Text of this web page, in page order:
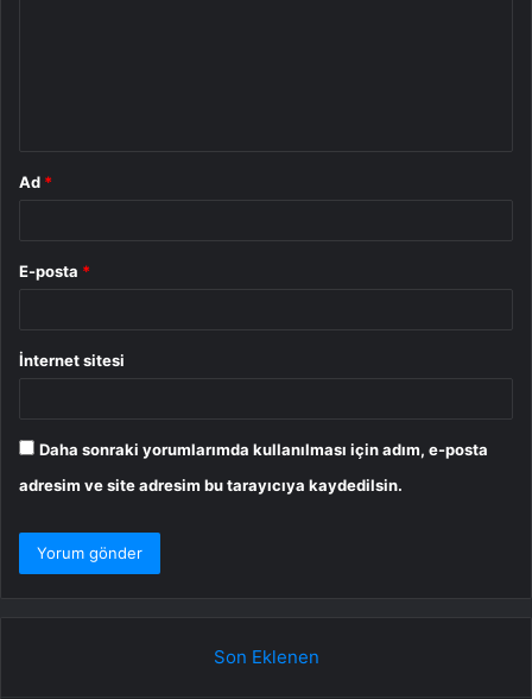
Ad *
E-posta *
İnternet sitesi
Daha sonraki yorumlarımda kullanılması için adım, e-posta
adresim ve site adresim bu tarayıcıya kaydedilsin.
Son Eklenen